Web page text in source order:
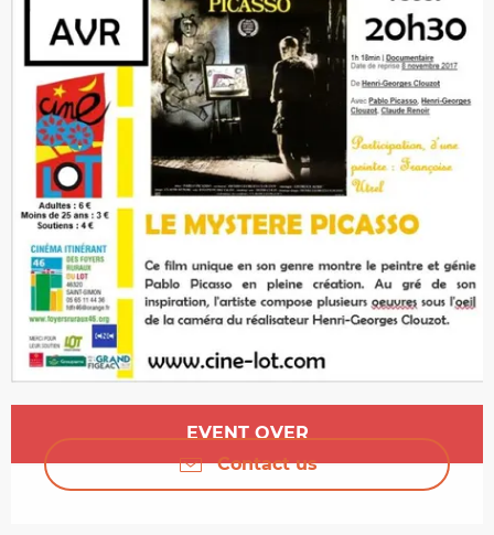
Opening hours & contact details
EVENT OVER
Contact us